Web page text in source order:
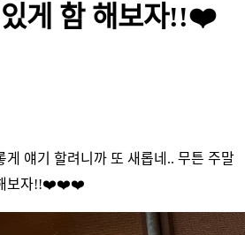
게 함 해보자!!❤️
얘기 할려니까 또 새롭네.. 무튼 주말
해보자!!❤️❤️❤️